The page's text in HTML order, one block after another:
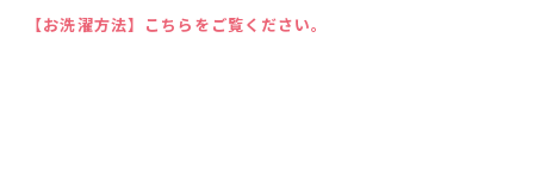
【お洗濯方法】こちらをご覧ください。